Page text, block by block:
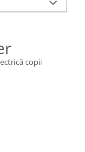
copii